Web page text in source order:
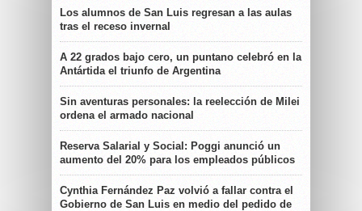
Los alumnos de San Luis regresan a las aulas
tras el receso invernal
A 22 grados bajo cero, un puntano celebró en la
Antártida el triunfo de Argentina
Sin aventuras personales: la reelección de Milei
ordena el armado nacional
Reserva Salarial y Social: Poggi anunció un
aumento del 20% para los empleados públicos
Cynthia Fernández Paz volvió a fallar contra el
Gobierno de San Luis en medio del pedido de